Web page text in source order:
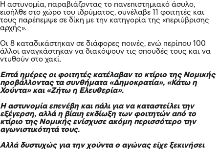
Η αστυνομία, παραβιάζοντας το πανεπιστημιακό άσυλο,
εισήλθε στο χώρο του ιδρύματος, συνέλαβε 11 φοιτητές και
τους παρέπεμψε σε δίκη με την κατηγορία της «περιύβρισης
αρχής».
Οι 8 καταδικάστηκαν σε διάφορες ποινές, ενώ περίπου 100
άλλοι αναγκάστηκαν να διακόψουν τις σπουδές τους και να
ντυθούν στο χακί.
Επτά ημέρες οι φοιτητές κατέλαβαν το κτίριο της Νομικής
προβάλλοντας τα συνθήματα «Δημοκρατία», «Κάτω η
Χούντα» και «Ζήτω η Ελευθερία».
Η αστυνομία επενέβη και πάλι για να καταστείλει την
εξέγερση, αλλά η βίαιη εκδίωξη των φοιτητών από το
κτίριο της Νομικής ενίσχυσε ακόμη περισσότερο την
αγωνιστικότητά τους.
Αλλά δυστυχώς για την χούντα ο αγώνας είχε ξεκινήσει